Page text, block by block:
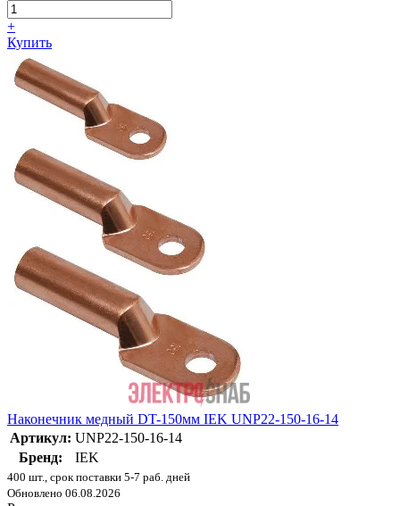
+
Купить
Наконечник медный DT-150мм IEK UNP22-150-16-14
Артикул: UNP22-150-16-14
Бренд:
IEK
400 шт., срок поставки 5-7 раб. дней
Обновлено 06.08.2026